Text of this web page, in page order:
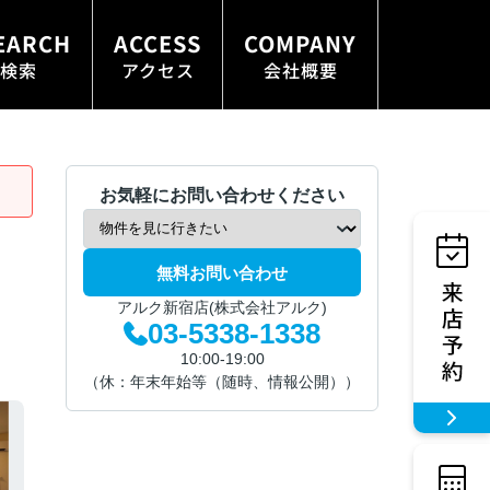
索
ACCESS
アクセス
COMPANY
会社概要
お気軽にお問い合わせください
無料お問い合わせ
アルク新宿店(株式会社アルク)
03-5338-1338
10:00-19:00
（休：年末年始等（随時、情報公開））